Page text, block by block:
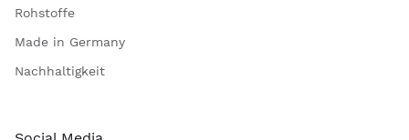
Rohstoffe
Made in Germany
Nachhaltigkeit